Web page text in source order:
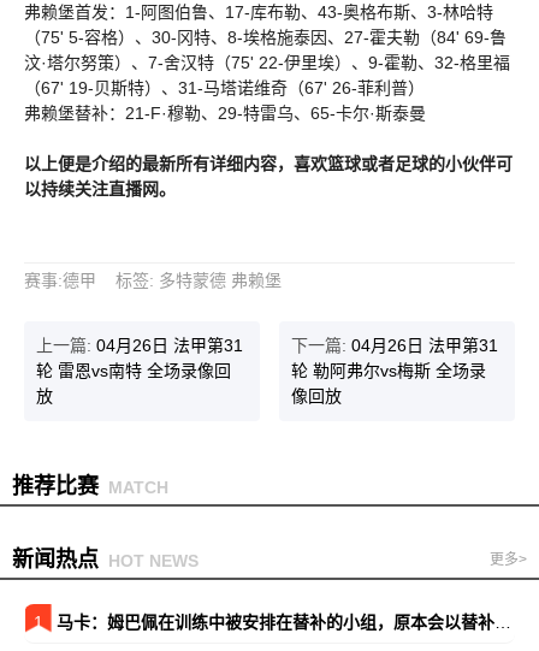
弗赖堡首发：1-阿图伯鲁、17-库布勒、43-奥格布斯、3-林哈特
（75' 5-容格）、30-冈特、8-埃格施泰因、27-霍夫勒（84' 69-鲁
汶·塔尔努策）、7-舍汉特（75' 22-伊里埃）、9-霍勒、32-格里福
（67' 19-贝斯特）、31-马塔诺维奇（67' 26-菲利普）
弗赖堡替补：21-F·穆勒、29-特雷乌、65-卡尔·斯泰曼
以上便是介绍的最新所有详细内容，喜欢篮球或者足球的小伙伴可
以持续关注直播网。
赛事:德甲 标签: 多特蒙德 弗赖堡
上一篇: 04月26日 法甲第31
轮 雷恩vs南特 全场录像回
放
下一篇: 04月26日 法甲第31
轮 勒阿弗尔vs梅斯 全场录
像回放
推荐比赛 MATCH
新闻热点 HOT NEWS 更多>
1 马卡：姆巴佩在训练中被安排在替补的小组，原本会以替补出战巴萨